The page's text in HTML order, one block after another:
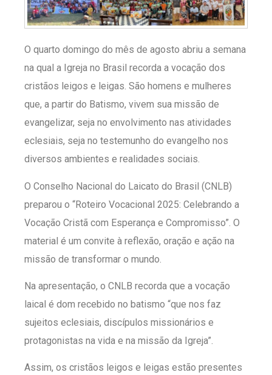
O quarto domingo do mês de agosto abriu a semana
na qual a Igreja no Brasil recorda a vocação dos
cristãos leigos e leigas. São homens e mulheres
que, a partir do Batismo, vivem sua missão de
evangelizar, seja no envolvimento nas atividades
eclesiais, seja no testemunho do evangelho nos
diversos ambientes e realidades sociais.
O Conselho Nacional do Laicato do Brasil (CNLB)
preparou o “Roteiro Vocacional 2025: Celebrando a
Vocação Cristã com Esperança e Compromisso”. O
material é um convite à reflexão, oração e ação na
missão de transformar o mundo.
Na apresentação, o CNLB recorda que a vocação
laical é dom recebido no batismo “que nos faz
sujeitos eclesiais, discípulos missionários e
protagonistas na vida e na missão da Igreja”.
Assim, os cristãos leigos e leigas estão presentes